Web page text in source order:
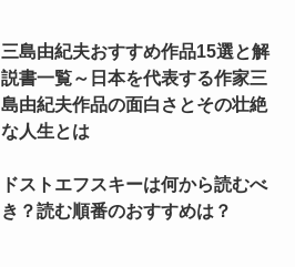
三島由紀夫おすすめ作品15選と解
説書一覧～日本を代表する作家三
島由紀夫作品の面白さとその壮絶
な人生とは
ドストエフスキーは何から読むべ
き？読む順番のおすすめは？